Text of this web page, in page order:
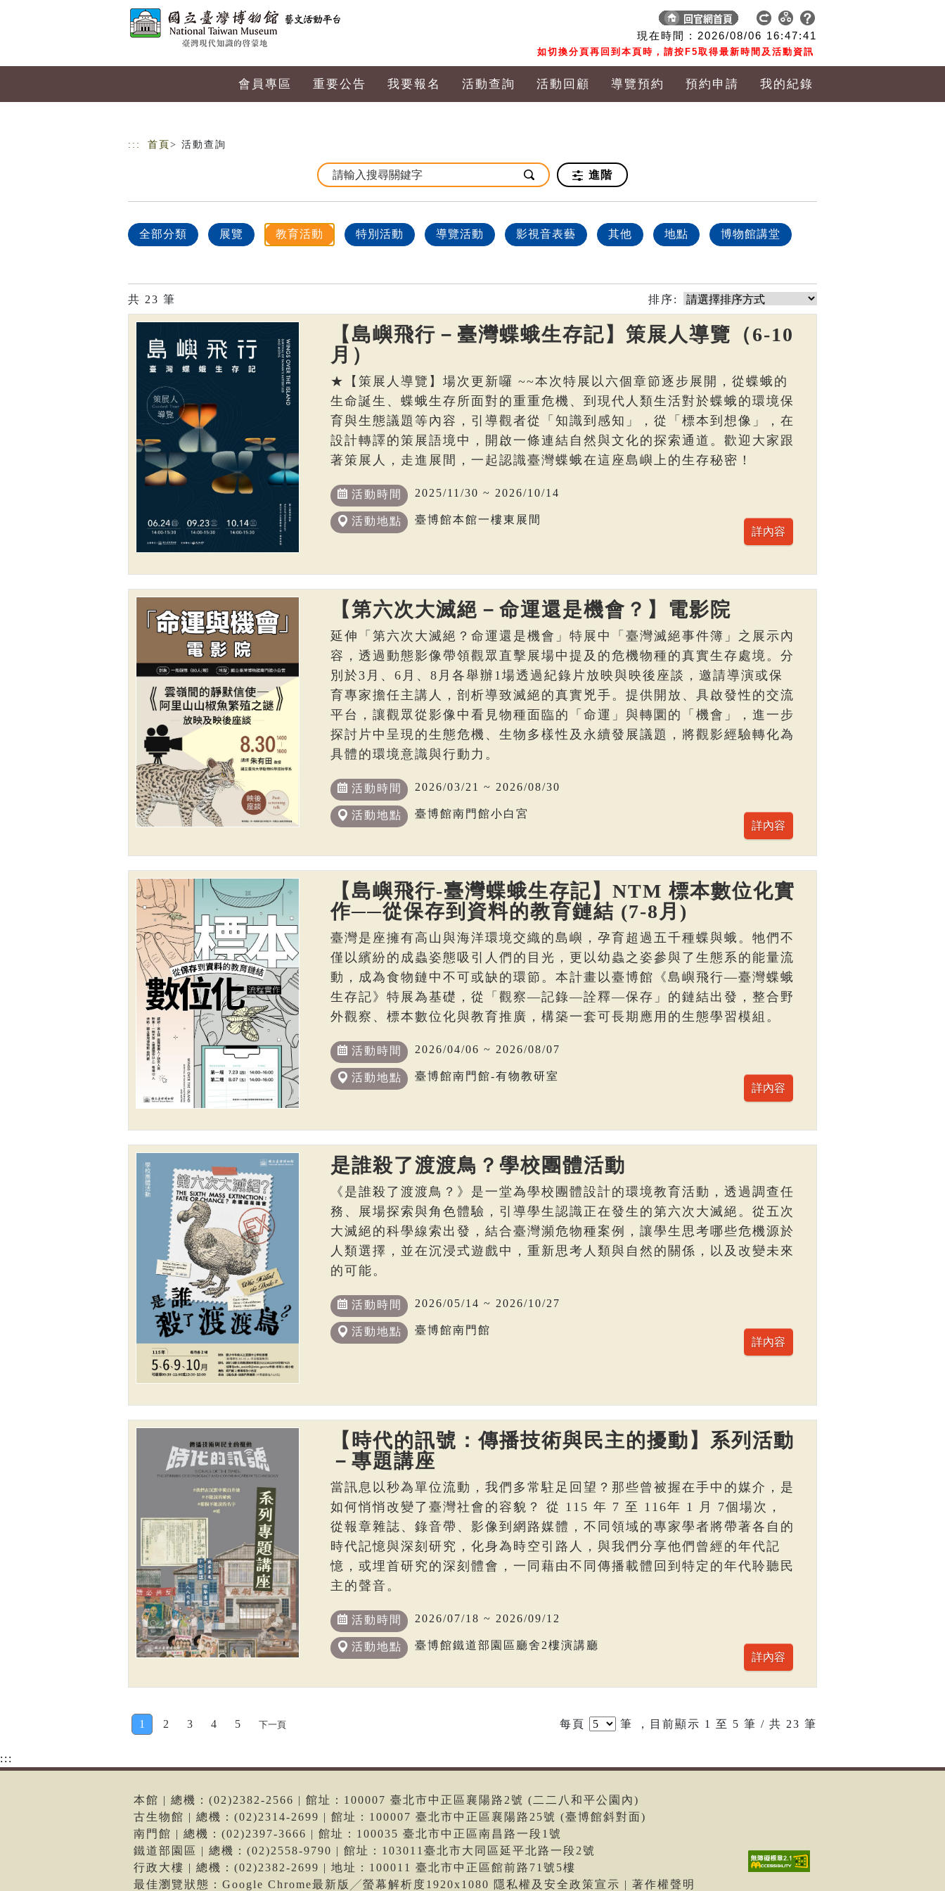
現在時間 : 2026/08/06 16:47:42
如切換分頁再回到本頁時，請按F5取得最新時間及活動資訊
會員專區 重要公告 我要報名 活動查詢 活動回顧 導覽預約 預約申請 我的紀錄
::: 首頁 > 活動查詢
進階
全部分類 展覽 教育活動 特別活動 導覽活動 影視音表藝 其他 地點 博物館講堂
共 23 筆 排序:
【島嶼飛行－臺灣蝶蛾生存記】策展人導覽（6-10
月）
★【策展人導覽】場次更新囉 ~~本次特展以六個章節逐步展開，從蝶蛾的
生命誕生、蝶蛾生存所面對的重重危機、到現代人類生活對於蝶蛾的環境保
育與生態議題等內容，引導觀者從「知識到感知」，從「標本到想像」，在
設計轉譯的策展語境中，開啟一條連結自然與文化的探索通道。歡迎大家跟
著策展人，走進展間，一起認識臺灣蝶蛾在這座島嶼上的生存秘密！
活動時間 2025/11/30 ~ 2026/10/14
活動地點 臺博館本館一樓東展間
【第六次大滅絕－命運還是機會？】電影院
延伸「第六次大滅絕？命運還是機會」特展中「臺灣滅絕事件簿」之展示內
容，透過動態影像帶領觀眾直擊展場中提及的危機物種的真實生存處境。分
別於3月、6月、8月各舉辦1場透過紀錄片放映與映後座談，邀請導演或保
育專家擔任主講人，剖析導致滅絕的真實兇手。提供開放、具啟發性的交流
平台，讓觀眾從影像中看見物種面臨的「命運」與轉圜的「機會」，進一步
探討片中呈現的生態危機、生物多樣性及永續發展議題，將觀影經驗轉化為
具體的環境意識與行動力。
活動時間 2026/03/21 ~ 2026/08/30
活動地點 臺博館南門館小白宮
【島嶼飛行-臺灣蝶蛾生存記】NTM 標本數位化實
作──從保存到資料的教育鏈結 (7-8月)
臺灣是座擁有高山與海洋環境交織的島嶼，孕育超過五千種蝶與蛾。牠們不
僅以繽紛的成蟲姿態吸引人們的目光，更以幼蟲之姿參與了生態系的能量流
動，成為食物鏈中不可或缺的環節。本計畫以臺博館《島嶼飛行—臺灣蝶蛾
生存記》特展為基礎，從「觀察—記錄—詮釋—保存」的鏈結出發，整合野
外觀察、標本數位化與教育推廣，構築一套可長期應用的生態學習模組。
活動時間 2026/04/06 ~ 2026/08/07
活動地點 臺博館南門館-有物教研室
是誰殺了渡渡鳥？學校團體活動
《是誰殺了渡渡鳥？》是一堂為學校團體設計的環境教育活動，透過調查任
務、展場探索與角色體驗，引導學生認識正在發生的第六次大滅絕。從五次
大滅絕的科學線索出發，結合臺灣瀕危物種案例，讓學生思考哪些危機源於
人類選擇，並在沉浸式遊戲中，重新思考人類與自然的關係，以及改變未來
的可能。
活動時間 2026/05/14 ~ 2026/10/27
活動地點 臺博館南門館
【時代的訊號：傳播技術與民主的擾動】系列活動
－專題講座
當訊息以秒為單位流動，我們多常駐足回望？那些曾被握在手中的媒介，是
如何悄悄改變了臺灣社會的容貌？ 從 115 年 7 至 116年 1 月 7個場次，
從報章雜誌、錄音帶、影像到網路媒體，不同領域的專家學者將帶著各自的
時代記憶與深刻研究，化身為時空引路人，與我們分享他們曾經的年代記
憶，或埋首研究的深刻體會，一同藉由不同傳播載體回到特定的年代聆聽民
主的聲音。
活動時間 2026/07/18 ~ 2026/09/12
活動地點 臺博館鐵道部園區廳舍2樓演講廳
1 2 3 4 5 下一頁 每頁 筆 ，目前顯示 1 至 5 筆 / 共 23 筆
:::
本館 | 總機：(02)2382-2566 | 館址：100007 臺北市中正區襄陽路2號 (二二八和平公園內)
古生物館 | 總機：(02)2314-2699 | 館址：100007 臺北市中正區襄陽路25號 (臺博館斜對面)
南門館 | 總機：(02)2397-3666 | 館址：100035 臺北市中正區南昌路一段1號
鐵道部園區 | 總機：(02)2558-9790 | 館址：103011臺北市大同區延平北路一段2號
行政大樓 | 總機：(02)2382-2699 | 地址：100011 臺北市中正區館前路71號5樓
最佳瀏覽狀態：Google Chrome最新版╱螢幕解析度1920x1080 隱私權及安全政策宣示 | 著作權聲明